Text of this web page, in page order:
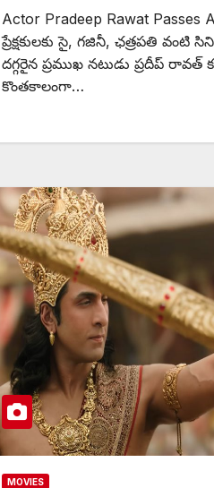
Actor Pradeep Rawat Passes
ప్రేక్షకులకు సై, గజినీ, ఛత్రపతి
దగ్గరైన ప్రముఖ నటుడు ప్రదీప్ రావత్
కొంతకాలంగా…
MOVIES